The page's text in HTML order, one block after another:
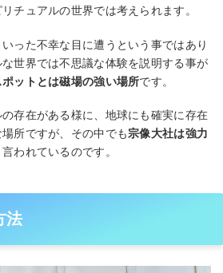
チュアルの世界では考えられます。
った不幸な目に遭うという事ではあり
世界では不思議な体験を説明する事が
ットとは磁場の強い場所です。
存在がある様に、地球にも確実に存在
所ですが、その中でも宗像大社は強力
われているのです。
法